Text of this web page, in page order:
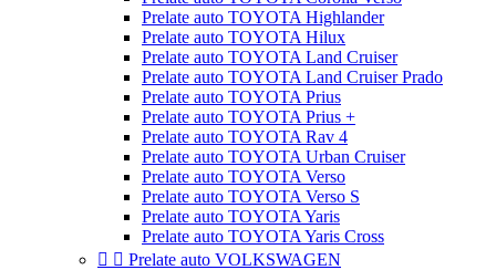
Prelate auto TOYOTA Highlander
Prelate auto TOYOTA Hilux
Prelate auto TOYOTA Land Cruiser
Prelate auto TOYOTA Land Cruiser Prado
Prelate auto TOYOTA Prius
Prelate auto TOYOTA Prius +
Prelate auto TOYOTA Rav 4
Prelate auto TOYOTA Urban Cruiser
Prelate auto TOYOTA Verso
Prelate auto TOYOTA Verso S
Prelate auto TOYOTA Yaris
Prelate auto TOYOTA Yaris Cross
  Prelate auto VOLKSWAGEN